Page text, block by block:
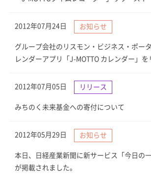
2012年07月24日 お知らせ
グループ会社のリスモン・ビジネス・ポー
レンダーアプリ「J-MOTTO カレンダー」を
2012年07月05日 リリース
みちのく未来基金への寄付について
2012年05月29日 お知らせ
本日、日経産業新聞に新サービス「今日の
が掲載されました。